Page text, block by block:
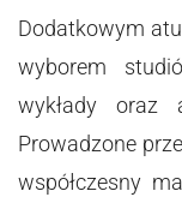
Dodatkowym
wyborem
wykłady oraz
Prowadzone
współczesny